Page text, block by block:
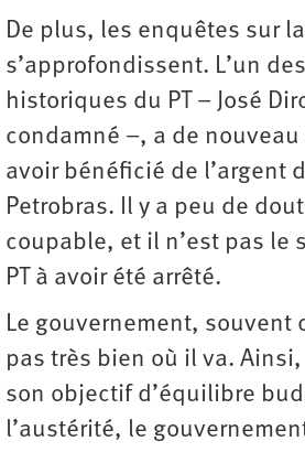
De plus, les enquêtes sur
s’approfondissent. L’un
historiques du PT – José
condamné –, a de
avoir bénéficié de l’argent
Petrobras. Il y a peu de
coupable, et il n’est pas le
PT à avoir été arrêté.
Le gouvernement, souvent
pas très bien où il va.
son objectif d’équilibre
l’austérité, le